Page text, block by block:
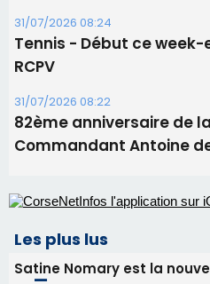
31/07/2026 08:24
Tennis - Début ce
RCPV
31/07/2026 08:22
82ème anniversaire de
Commandant Antoine
Les plus lus
Satine Nomary est la